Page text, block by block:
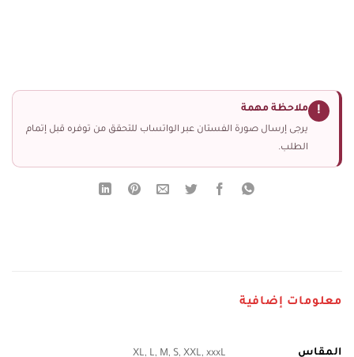
! ملاحظة مهمة
يرجى إرسال صورة الفستان عبر الواتساب للتحقق من توفره قبل إتمام
الطلب.
معلومات إضافية
المقاس XL, L, M, S, XXL, xxxL